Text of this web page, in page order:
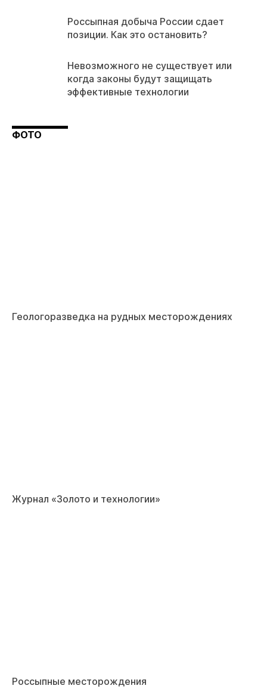
Россыпная добыча России сдает
позиции. Как это остановить?
Невозможного не существует или
когда законы будут защищать
эффективные технологии
ФОТО
Геологоразведка на рудных месторождениях
Журнал «Золото и технологии»
Россыпные месторождения